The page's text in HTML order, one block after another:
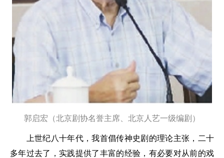
郭启宏（北京剧协名誉主席、北京人艺一级编剧）
上世纪八十年代，我首倡传神史剧的理论主张，二十
多年过去了，实践提供了丰富的经验，有必要对从前的戏